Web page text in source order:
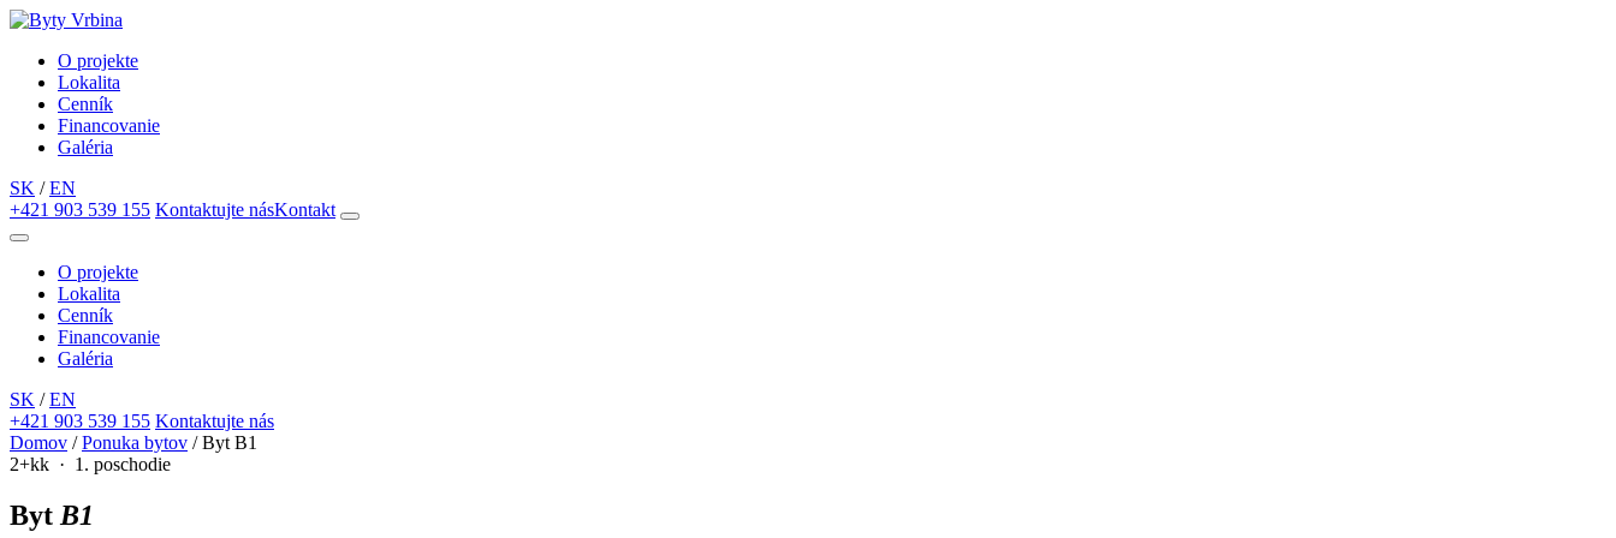
O projekte
Lokalita
Cenník
Financovanie
Galéria
SK / EN
+421 903 539 155 Kontaktujte násKontakt
O projekte
Lokalita
Cenník
Financovanie
Galéria
SK / EN
+421 903 539 155 Kontaktujte nás
Domov / Ponuka bytov / Byt B1
2+kk · 1. poschodie
Byt B1